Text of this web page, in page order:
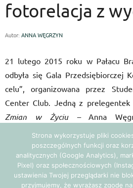
fotorelacja z
Autor: ANNA WĘGRZYN
21 lutego 2015 roku w Pałacu
odbyła się Gala Przedsiębiorczej
celu”, organizowana przez
Center Club. Jedną z prelegentek
Zmian w Życiu –Anna
przyjemność wysłuchać prelekcji
Wierzbickiej, uczestniczyć w
Queen by Desperado oraz
metamorfozę przeprowadzoną
Strona wykorzystuje pliki
poszczególnych funkcji oraz
analitycznych (Google Analytics),
Pixel) oraz społecznościowych
ustawienia Twojej przeglądarki nie
przyjmujemy, że wyrażasz zgodę